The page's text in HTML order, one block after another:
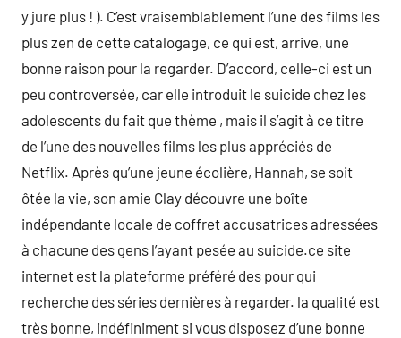
y jure plus ! ). C’est vraisemblablement l’une des films les
plus zen de cette catalogage, ce qui est, arrive, une
bonne raison pour la regarder. D’accord, celle-ci est un
peu controversée, car elle introduit le suicide chez les
adolescents du fait que thème , mais il s’agit à ce titre
de l’une des nouvelles films les plus appréciés de
Netflix. Après qu’une jeune écolière, Hannah, se soit
ôtée la vie, son amie Clay découvre une boîte
indépendante locale de coffret accusatrices adressées
à chacune des gens l’ayant pesée au suicide.ce site
internet est la plateforme préféré des pour qui
recherche des séries dernières à regarder. la qualité est
très bonne, indéfiniment si vous disposez d’une bonne